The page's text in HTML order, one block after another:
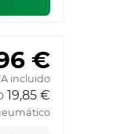
€
incluido
19,85 €